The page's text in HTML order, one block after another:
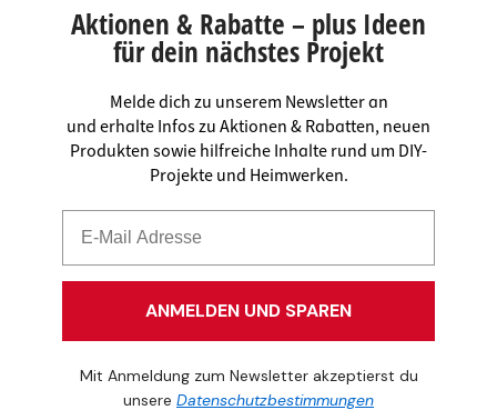
Aktionen & Rabatte – plus Ideen
für dein nächstes Projekt
Melde dich zu unserem Newsletter an
und erhalte Infos zu Aktionen & Rabatten, neuen
Produkten sowie hilfreiche Inhalte rund um DIY-
Projekte und Heimwerken.
ANMELDEN UND SPAREN
Mit Anmeldung zum Newsletter akzeptierst du
unsere Datenschutzbestimmungen